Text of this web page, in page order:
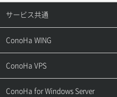
サービス共通
サポートトップ
ご契約・お支払い
ConoHa WING
サポートトップ
ご利用ガイド
ConoHa VPS
サポートトップ
ConoHa for Windows Server